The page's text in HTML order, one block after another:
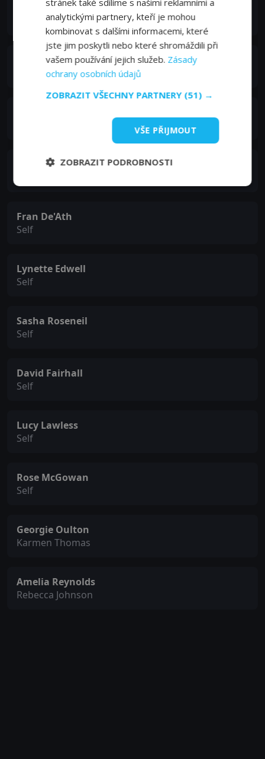
Jean McCollister
Evelyn Parker
Titewhai Harawira
Fran De'Ath
Self
Lynette Edwell
Self
Sasha Roseneil
Self
David Fairhall
Self
Lucy Lawless
Self
Rose McGowan
Self
Georgie Oulton
Karmen Thomas
Amelia Reynolds
Rebecca Johnson
analytickými partnery, kteří je mohou
kombinovat s dalšími informacemi, které
jste jim poskytli nebo které shromáždili při
vašem používání jejich služeb. Zásady
ochrany osobních údajů
ZOBRAZIT VŠECHNY PARTNERY (51) →
VŠE PŘIJMOUT
ZOBRAZIT PODROBNOSTI